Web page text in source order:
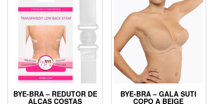
BYE-BRA – REDUTOR DE
ALÇAS COSTAS
BYE-BRA – GALA SUTI
COPO A BEIGE